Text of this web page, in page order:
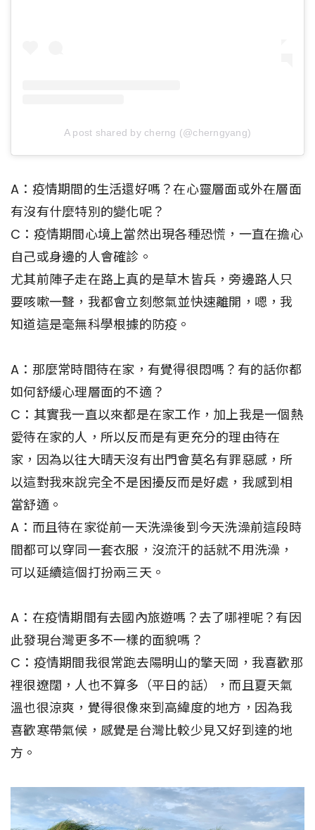
A post shared by cherng (@cherngyang)
A：疫情期間的生活還好嗎？在心靈層面或外在層面
有沒有什麼特別的變化呢？
C：疫情期間心境上當然出現各種恐慌，一直在擔心
自己或身邊的人會確診。
尤其前陣子走在路上真的是草木皆兵，旁邊路人只
要咳嗽一聲，我都會立刻憋氣並快速離開，嗯，我
知道這是毫無科學根據的防疫。
A：那麼常時間待在家，有覺得很悶嗎？有的話你都
如何舒緩心理層面的不適？
C：其實我一直以來都是在家工作，加上我是一個熱
愛待在家的人，所以反而是有更充分的理由待在
家，因為以往大晴天沒有出門會莫名有罪惡感，所
以這對我來說完全不是困擾反而是好處，我感到相
當舒適。
A：而且待在家從前一天洗澡後到今天洗澡前這段時
間都可以穿同一套衣服，沒流汗的話就不用洗澡，
可以延續這個打扮兩三天。
A：在疫情期間有去國內旅遊嗎？去了哪裡呢？有因
此發現台灣更多不一樣的面貌嗎？
C：疫情期間我很常跑去陽明山的擎天岡，我喜歡那
裡很遼闊，人也不算多（平日的話），而且夏天氣
溫也很涼爽，覺得很像來到高緯度的地方，因為我
喜歡寒帶氣候，感覺是台灣比較少見又好到達的地
方。